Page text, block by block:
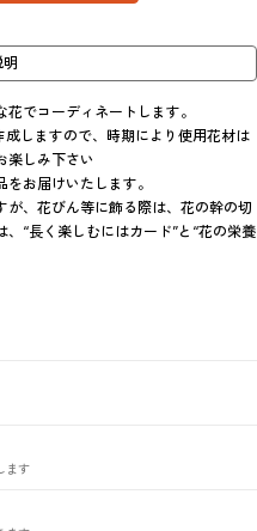
でコーディネートします。
成しますので、時期により使用花材は
楽しみ下さい
お届けいたします。
が、花びん等に飾る際は、花の幹の切
“長く楽しむにはカード”と“花の栄養
ます